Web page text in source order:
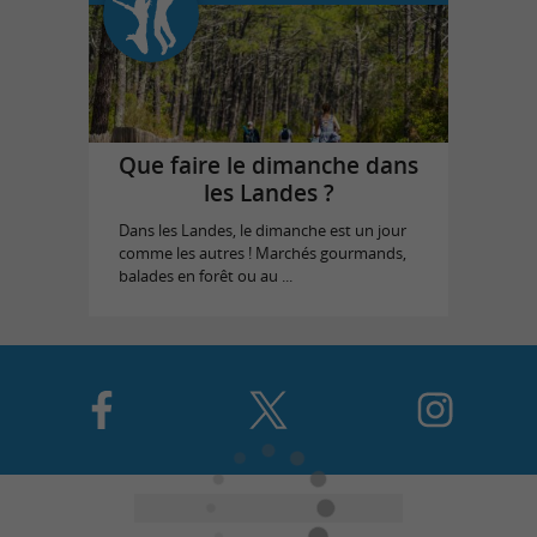
Que faire le dimanche dans
les Landes ?
Dans les Landes, le dimanche est un jour
comme les autres ! Marchés gourmands,
balades en forêt ou au ...